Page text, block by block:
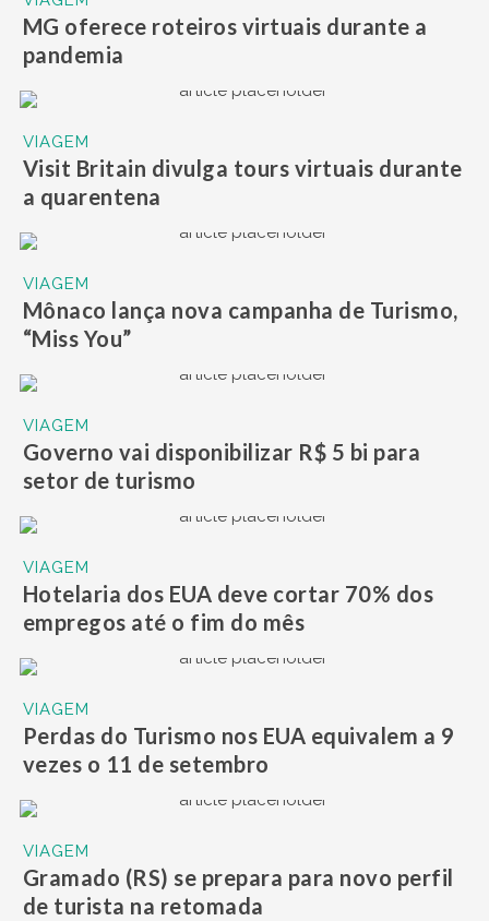
MG oferece roteiros virtuais durante a
pandemia
VIAGEM
Visit Britain divulga tours virtuais durante
a quarentena
VIAGEM
Mônaco lança nova campanha de Turismo,
“Miss You”
VIAGEM
Governo vai disponibilizar R$ 5 bi para
setor de turismo
VIAGEM
Hotelaria dos EUA deve cortar 70% dos
empregos até o fim do mês
VIAGEM
Perdas do Turismo nos EUA equivalem a 9
vezes o 11 de setembro
VIAGEM
Gramado (RS) se prepara para novo perfil
de turista na retomada